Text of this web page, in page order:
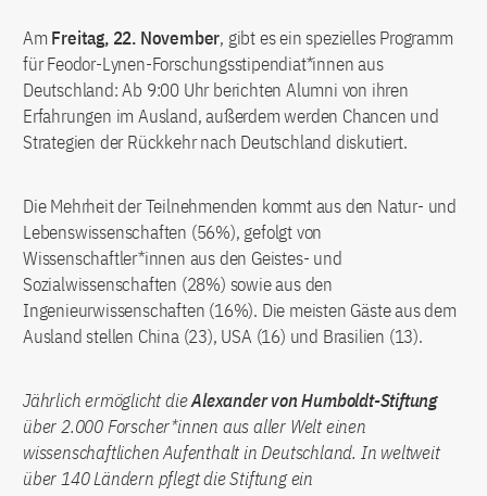
Am Freitag, 22. November, gibt es ein spezielles Programm
für Feodor-Lynen-Forschungsstipendiat*innen aus
Deutschland: Ab 9:00 Uhr berichten Alumni von ihren
Erfahrungen im Ausland, außerdem werden Chancen und
Strategien der Rückkehr nach Deutschland diskutiert.
Die Mehrheit der Teilnehmenden kommt aus den Natur- und
Lebenswissenschaften (56%), gefolgt von
Wissenschaftler*innen aus den Geistes- und
Sozialwissenschaften (28%) sowie aus den
Ingenieurwissenschaften (16%). Die meisten Gäste aus dem
Ausland stellen China (23), USA (16) und Brasilien (13).
Jährlich ermöglicht dieAlexander von Humboldt-Stiftung
über 2.000 Forscher*innen aus aller Welt einen
wissenschaftlichen Aufenthalt in Deutschland. In weltweit
über 140 Ländern pflegt die Stiftung ein